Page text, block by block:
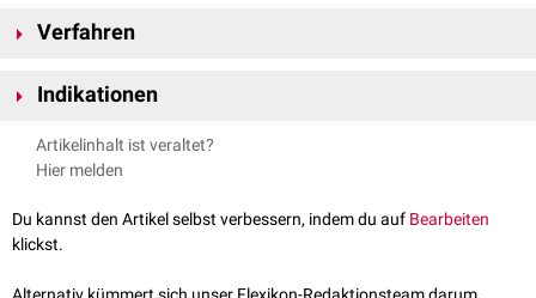
Verfahren
Bronchialwand in das peribronchiale Gewebe eingeführt. Dadurch
entnommen und anschließend
TBNA eignet sich für die Biopsie zentraler,
Indikationen
Artikelinhalt ist veraltet?
Hier melden
Du kannst den Artikel selbst verbessern, indem du auf Bearbeiten
klickst.